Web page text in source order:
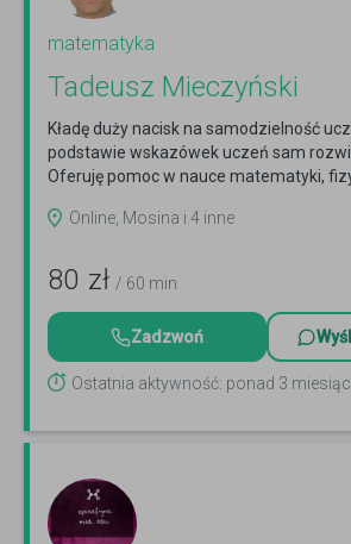
matematyka
Tadeusz Mieczyński
Kładę duży nacisk na samodzielność
podstawie wskazówek uczeń sam
Oferuję pomoc w nauce matematyki,
Online, Mosina i 4 inne
80 zł / 60 min
Zadzwoń
Ostatnia aktywność: ponad 3